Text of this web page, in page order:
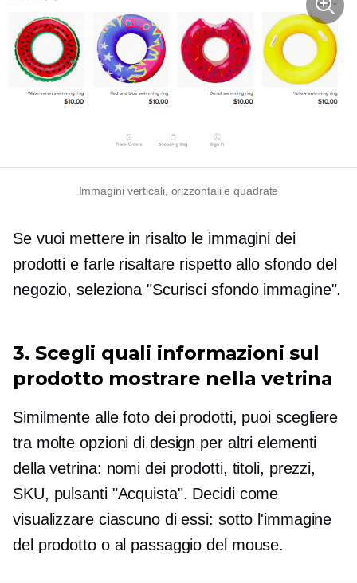
Immagini verticali, orizzontali e quadrate
Se vuoi mettere in risalto le immagini dei
prodotti e farle risaltare rispetto allo sfondo del
negozio, seleziona "Scurisci sfondo immagine".
3. Scegli quali informazioni sul
prodotto mostrare nella vetrina
Similmente alle foto dei prodotti, puoi scegliere
tra molte opzioni di design per altri elementi
della vetrina: nomi dei prodotti, titoli, prezzi,
SKU, pulsanti "Acquista". Decidi come
visualizzare ciascuno di essi: sotto l'immagine
del prodotto o al passaggio del mouse.